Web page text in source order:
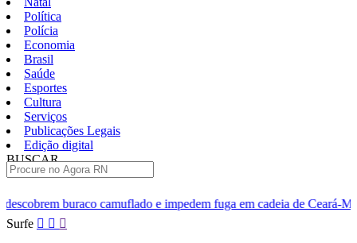
Política
Polícia
Economia
Brasil
Saúde
Esportes
Cultura
Serviços
Publicações Legais
Edição digital
BUSCAR
e impedem fuga em cadeia de Ceará-Mirim
Comer fora
Pular
Surfe